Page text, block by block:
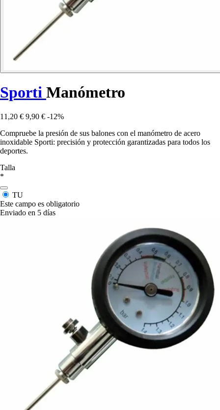
Sporti Manómetro
11,20 € 9,90 € -12%
Compruebe la presión de sus balones con el manómetro de acero
inoxidable Sporti: precisión y protección garantizadas para todos los
deportes.
Talla
*
TU
Este campo es obligatorio
Enviado en 5 días